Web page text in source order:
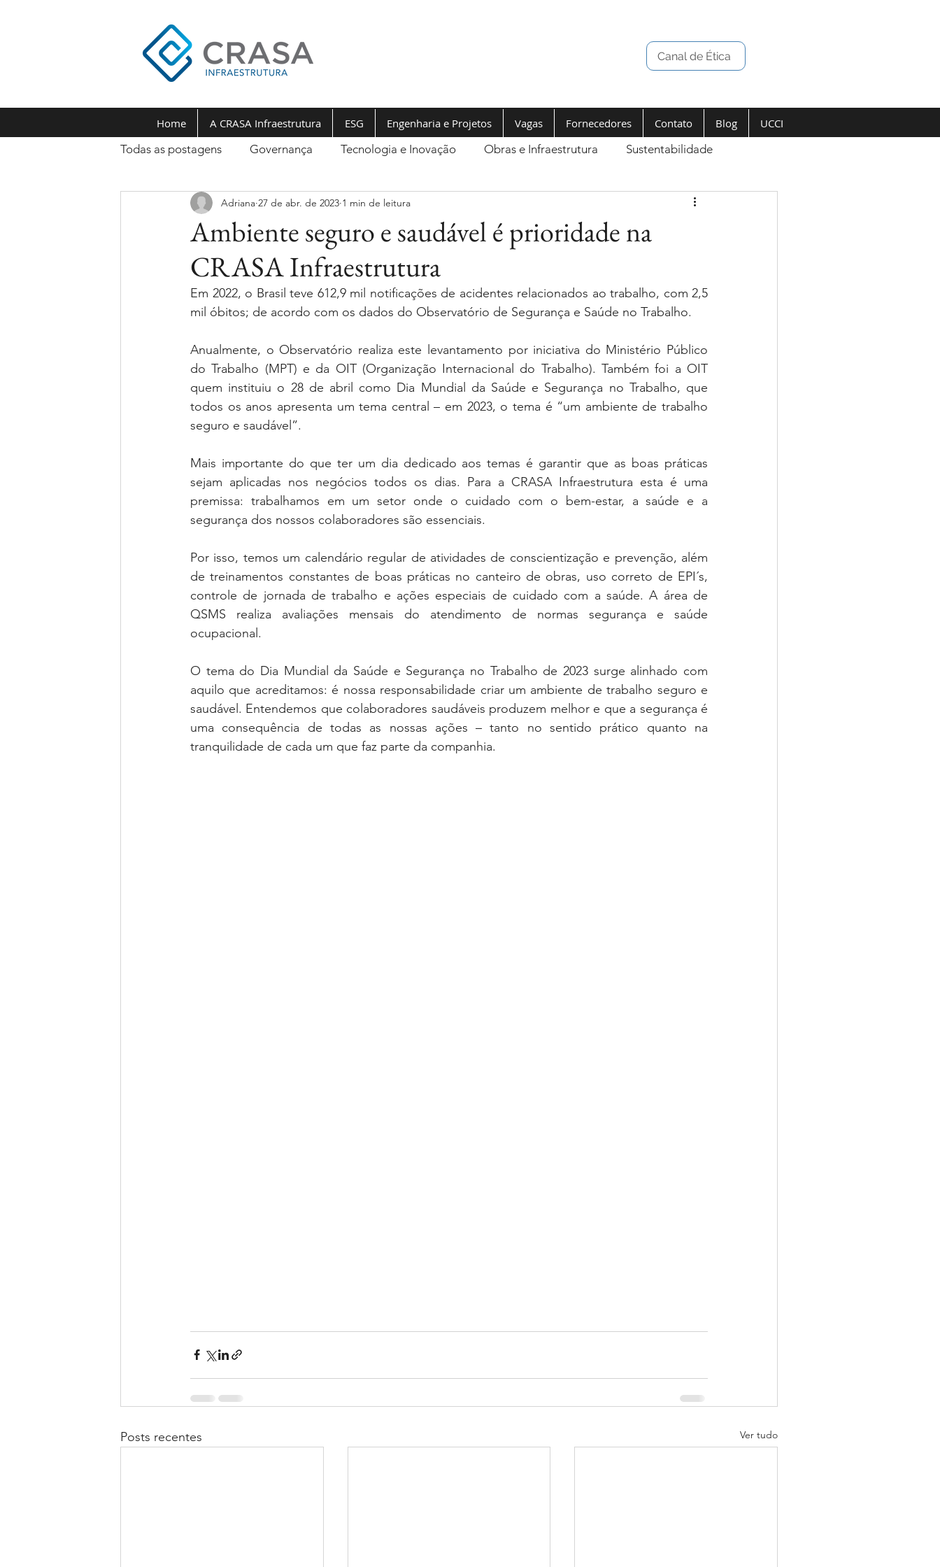
Canal de Ética
Todas as postagens Governança Tecnologia e Inovação Obras e Infraestrutura Sustentabilidade
Ambiente seguro e saudável é prioridade na
CRASA Infraestrutura
Adriana 27 de abr. de 2023 1 min de leitura
Em 2022, o Brasil teve 612,9 mil notificações de acidentes relacionados ao trabalho, com 2,5
mil óbitos; de acordo com os dados do Observatório de Segurança e Saúde no Trabalho.
Anualmente, o Observatório realiza este levantamento por iniciativa do Ministério Público
do Trabalho (MPT) e da OIT (Organização Internacional do Trabalho). Também foi a OIT
quem instituiu o 28 de abril como Dia Mundial da Saúde e Segurança no Trabalho, que
todos os anos apresenta um tema central – em 2023, o tema é “um ambiente de trabalho
seguro e saudável”.
Mais importante do que ter um dia dedicado aos temas é garantir que as boas práticas
sejam aplicadas nos negócios todos os dias. Para a CRASA Infraestrutura esta é uma
premissa: trabalhamos em um setor onde o cuidado com o bem-estar, a saúde e a
segurança dos nossos colaboradores são essenciais.
Por isso, temos um calendário regular de atividades de conscientização e prevenção, além
de treinamentos constantes de boas práticas no canteiro de obras, uso correto de EPI´s,
controle de jornada de trabalho e ações especiais de cuidado com a saúde. A área de
QSMS realiza avaliações mensais do atendimento de normas segurança e saúde
ocupacional.
O tema do Dia Mundial da Saúde e Segurança no Trabalho de 2023 surge alinhado com
aquilo que acreditamos: é nossa responsabilidade criar um ambiente de trabalho seguro e
saudável. Entendemos que colaboradores saudáveis produzem melhor e que a segurança é
uma consequência de todas as nossas ações – tanto no sentido prático quanto na
tranquilidade de cada um que faz parte da companhia.
Posts recentes Ver tudo
Home A CRASA Infraestrutura ESG Engenharia e Projetos Vagas Fornecedores Contato Blog UCCI